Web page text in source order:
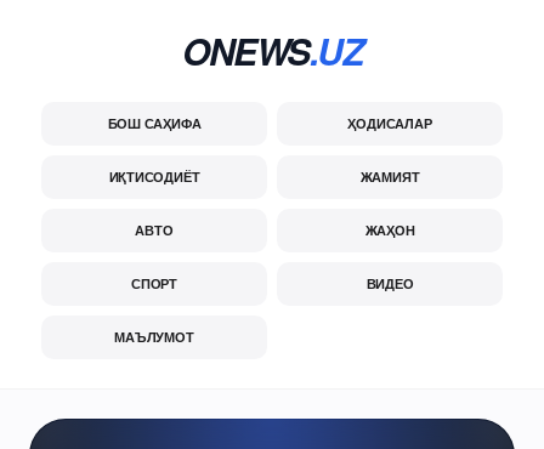
ONEWS.UZ
БОШ САҲИФА ҲОДИСАЛАР
ИҚТИСОДИЁТ ЖАМИЯТ
АВТО ЖАҲОН
СПОРТ ВИДЕО
МАЪЛУМОТ